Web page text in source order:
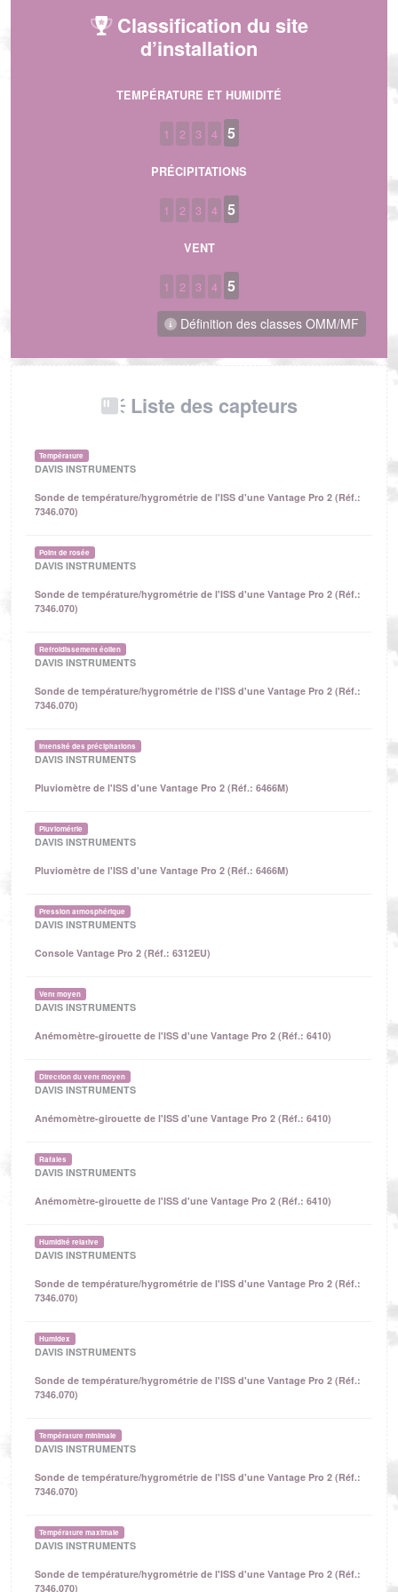
Classification du site
d’installation
TEMPÉRATURE ET HUMIDITÉ
1 2 3 4 5
PRÉCIPITATIONS
1 2 3 4 5
VENT
1 2 3 4 5
Définition des classes OMM/MF
Liste des capteurs
Température
DAVIS INSTRUMENTS
Sonde de température/hygrométrie de l'ISS d'une Vantage Pro 2 (Réf.:
7346.070)
Point de rosée
DAVIS INSTRUMENTS
Sonde de température/hygrométrie de l'ISS d'une Vantage Pro 2 (Réf.:
7346.070)
Refroidissement éolien
DAVIS INSTRUMENTS
Sonde de température/hygrométrie de l'ISS d'une Vantage Pro 2 (Réf.:
7346.070)
Intensité des précipitations
DAVIS INSTRUMENTS
Pluviomètre de l'ISS d'une Vantage Pro 2 (Réf.: 6466M)
Pluviométrie
DAVIS INSTRUMENTS
Pluviomètre de l'ISS d'une Vantage Pro 2 (Réf.: 6466M)
Pression atmosphérique
DAVIS INSTRUMENTS
Console Vantage Pro 2 (Réf.: 6312EU)
Vent moyen
DAVIS INSTRUMENTS
Anémomètre-girouette de l'ISS d'une Vantage Pro 2 (Réf.: 6410)
Direction du vent moyen
DAVIS INSTRUMENTS
Anémomètre-girouette de l'ISS d'une Vantage Pro 2 (Réf.: 6410)
Rafales
DAVIS INSTRUMENTS
Anémomètre-girouette de l'ISS d'une Vantage Pro 2 (Réf.: 6410)
Humidité relative
DAVIS INSTRUMENTS
Sonde de température/hygrométrie de l'ISS d'une Vantage Pro 2 (Réf.:
7346.070)
Humidex
DAVIS INSTRUMENTS
Sonde de température/hygrométrie de l'ISS d'une Vantage Pro 2 (Réf.:
7346.070)
Température minimale
DAVIS INSTRUMENTS
Sonde de température/hygrométrie de l'ISS d'une Vantage Pro 2 (Réf.:
7346.070)
Température maximale
DAVIS INSTRUMENTS
Sonde de température/hygrométrie de l'ISS d'une Vantage Pro 2 (Réf.:
7346.070)